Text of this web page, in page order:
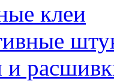
клеи
и